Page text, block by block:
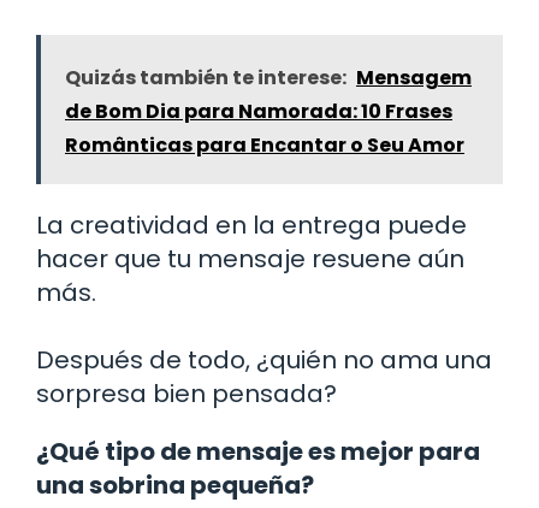
Quizás también te interese: Mensagem
de Bom Dia para Namorada: 10 Frases
Românticas para Encantar o Seu Amor
La creatividad en la entrega puede
hacer que tu mensaje resuene aún
más.
Después de todo, ¿quién no ama una
sorpresa bien pensada?
¿Qué tipo de mensaje es mejor para
una sobrina pequeña?